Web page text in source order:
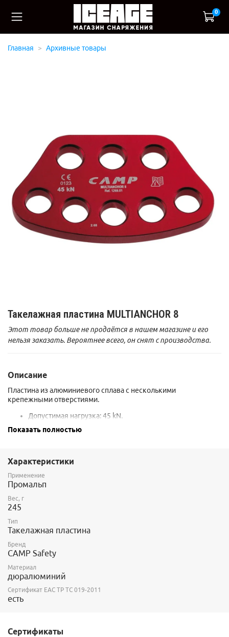
0
Главная Архивные товары
Такелажная пластина MULTIANCHOR 8
Этот товар больше не продаётся в нашем магазине и его
нельзя заказать. Вероятнее всего, он снят с производства.
Описание
Пластина из алюминиевого сплава с несколькими
крепежными отверстиями.
Допустимая нагрузка: 45 kN.
Диаметр отверстий: 8х19 мм.
Показать полностью
Характеристики
Применение
Промальп
Вес, г
245
Тип
Такелажная пластина
Бренд
CAMP Safety
Материал
дюралюминий
Сертификат ЕАС ТР ТС 019-2011
есть
Сертификаты